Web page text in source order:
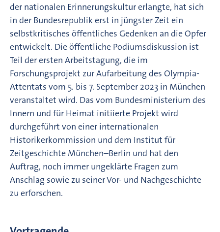
der nationalen Erinnerungskultur erlangte, hat sich
in der Bundesrepublik erst in jüngster Zeit ein
selbstkritisches öffentliches Gedenken an die Opfer
entwickelt. Die öffentliche Podiumsdiskussion ist
Teil der ersten Arbeitstagung, die im
Forschungsprojekt zur Aufarbeitung des Olympia-
Attentats vom 5. bis 7. September 2023 in München
veranstaltet wird. Das vom Bundesministerium des
Innern und für Heimat initiierte Projekt wird
durchgeführt von einer internationalen
Historikerkommission und dem Institut für
Zeitgeschichte München–Berlin und hat den
Auftrag, noch immer ungeklärte Fragen zum
Anschlag sowie zu seiner Vor- und Nachgeschichte
zu erforschen.